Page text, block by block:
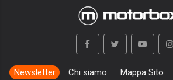
Newsletter Chi siamo Mappa Sito